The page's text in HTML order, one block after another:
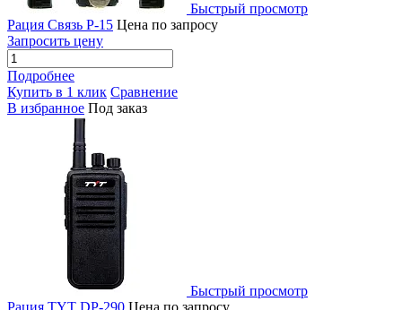
Быстрый просмотр
Рация Связь Р-15 Цена по запросу
Запросить цену
Подробнее
Купить в 1 клик Сравнение
В избранное Под заказ
Быстрый просмотр